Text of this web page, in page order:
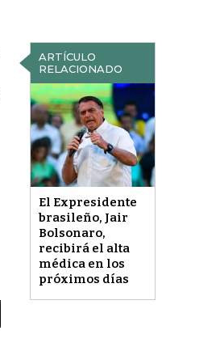
ARTÍCULO
RELACIONADO
El Expresidente
brasileño, Jair
Bolsonaro,
recibirá el alta
médica en los
próximos días